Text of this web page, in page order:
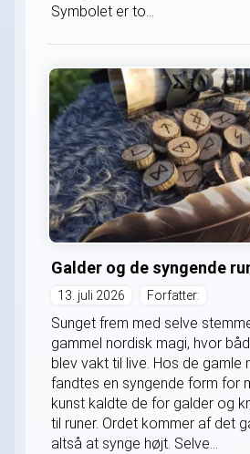
Symbolet er to...
Galder og de syngende
13. juli 2026 Forfatter:
Sunget frem med selve
gammel nordisk magi, hvor
blev vakt til live. Hos de gamle
fandtes en syngende form for
kunst kaldte de for galder og
til runer. Ordet kommer af det
altså at synge højt. Selve...